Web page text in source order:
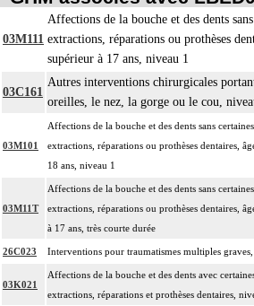
03M111
Affections de la bouche et des dents
extractions, réparations ou prothèses
supérieur à 17 ans, niveau 1
03C161
Autres interventions chirurgicales
oreilles, le nez, la gorge ou le cou,
03M101
Affections de la bouche et des dents sans certaines
extractions, réparations ou prothèses dentaires,
18 ans, niveau 1
03M11T
Affections de la bouche et des dents sans certaines
extractions, réparations ou prothèses dentaires,
à 17 ans, très courte durée
26C023 Interventions pour traumatismes multiples
03K021
Affections de la bouche et des dents avec
extractions, réparations et prothèses dentaires,